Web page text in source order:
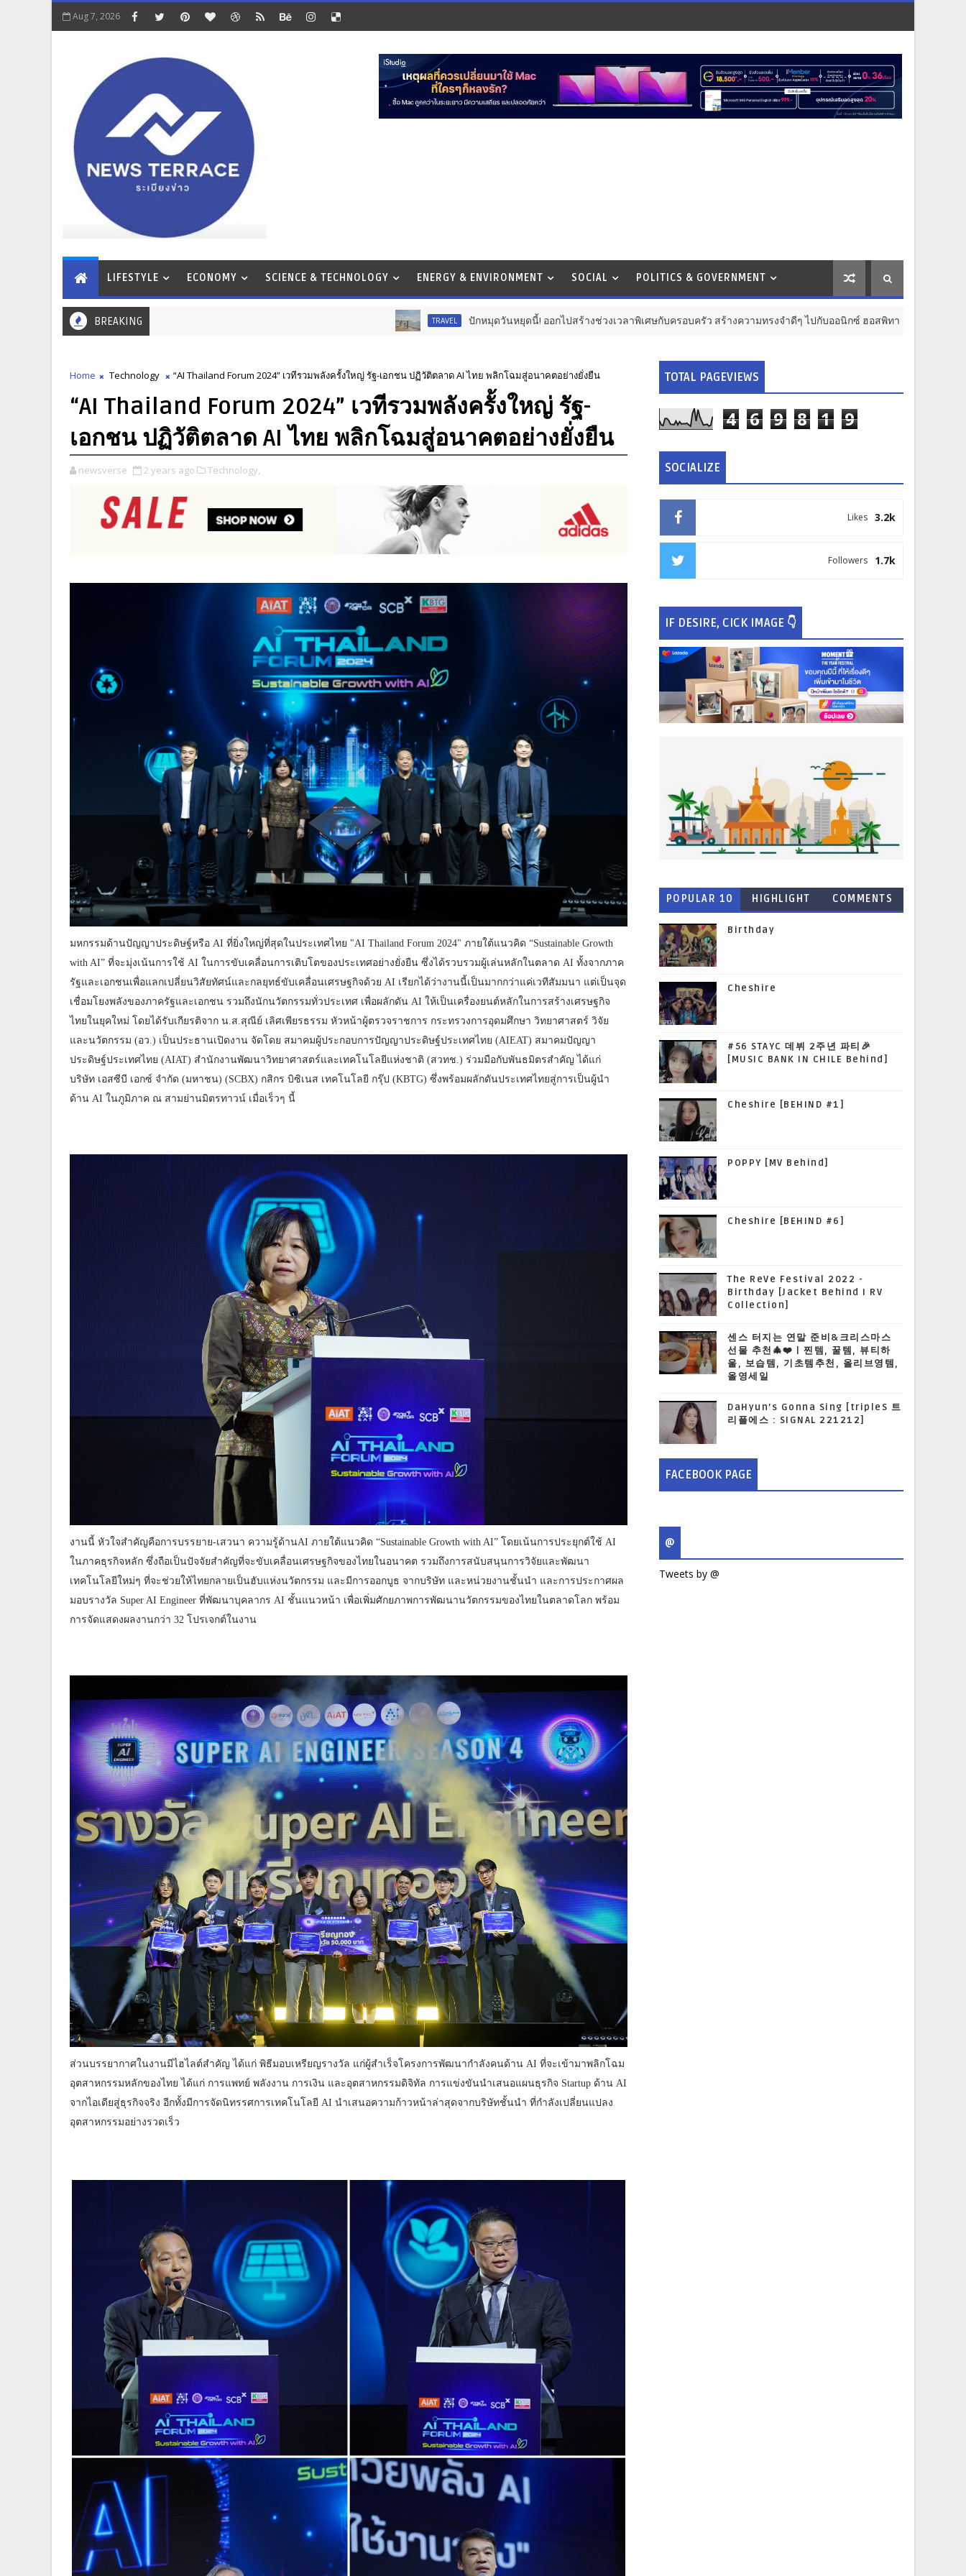
Aug 7, 2026
LIFESTYLE ECONOMY SCIENCE & TECHNOLOGY ENERGY & ENVIRONMENT SOCIAL POLITICS & GOVERNMENT
BREAKING ปักหมุดวันหยุดนี้! ออกไปสร้างช่วงเวลาพิเศษกับครอบครัว สร้างความทรงจำดีๆ ไปกับออนิกซ์ ฮอสพิทาลิตี้
Home Technology “AI Thailand Forum 2024” เวทีรวมพลังครั้งใหญ่ รัฐ-เอกชน ปฏิวัติตลาด AI ไทย พลิกโฉมสู่อนาคตอย่างยั่งยืน
“AI Thailand Forum 2024” เวทีรวมพลังครั้งใหญ่ รัฐ-
เอกชน ปฏิวัติตลาด AI ไทย พลิกโฉมสู่อนาคตอย่างยั่งยืน
newsverse 2 years ago Technology,
มหกรรมด้านปัญญาประดิษฐ์หรือ AI ที่ยิ่งใหญ่ที่สุดในประเทศไทย "AI Thailand Forum 2024" ภายใต้แนวคิด “Sustainable Growth
with AI” ที่จะมุ่งเน้นการใช้ AI ในการขับเคลื่อนการเติบโตของประเทศอย่างยั่งยืน ซึ่งได้รวบรวมผู้เล่นหลักในตลาด AI ทั้งจากภาค
รัฐและเอกชนเพื่อแลกเปลี่ยนวิสัยทัศน์และกลยุทธ์ขับเคลื่อนเศรษฐกิจด้วย AI เรียกได้ว่างานนี้เป็นมากกว่าแค่เวทีสัมมนา แต่เป็นจุด
เชื่อมโยงพลังของภาครัฐและเอกชน รวมถึงนักนวัตกรรมทั่วประเทศ เพื่อผลักดัน AI ให้เป็นเครื่องยนต์หลักในการสร้างเศรษฐกิจ
ไทยในยุคใหม่ โดยได้รับเกียรติจาก น.ส.สุณีย์ เลิศเพียรธรรม หัวหน้าผู้ตรวจราชการ กระทรวงการอุดมศึกษา วิทยาศาสตร์ วิจัย
และนวัตกรรม (อว.) เป็นประธานเปิดงาน จัดโดย สมาคมผู้ประกอบการปัญญาประดิษฐ์ประเทศไทย (AIEAT) สมาคมปัญญา
ประดิษฐ์ประเทศไทย (AIAT) สำนักงานพัฒนาวิทยาศาสตร์และเทคโนโลยีแห่งชาติ (สวทช.) ร่วมมือกับพันธมิตรสำคัญ ได้แก่
บริษัท เอสซีบี เอกซ์ จำกัด (มหาชน) (SCBX) กสิกร บิซิเนส เทคโนโลยี กรุ๊ป (KBTG) ซึ่งพร้อมผลักดันประเทศไทยสู่การเป็นผู้นำ
ด้าน AI ในภูมิภาค ณ สามย่านมิตรทาวน์ เมื่อเร็วๆ นี้
งานนี้ หัวใจสำคัญคือการบรรยาย-เสวนา ความรู้ด้านAI ภายใต้แนวคิด “Sustainable Growth with AI” โดยเน้นการประยุกต์ใช้ AI
ในภาคธุรกิจหลัก ซึ่งถือเป็นปัจจัยสำคัญที่จะขับเคลื่อนเศรษฐกิจของไทยในอนาคต รวมถึงการสนับสนุนการวิจัยและพัฒนา
เทคโนโลยีใหม่ๆ ที่จะช่วยให้ไทยกลายเป็นฮับแห่งนวัตกรรม และมีการออกบูธ จากบริษัท และหน่วยงานชั้นนำ และการประกาศผล
มอบรางวัล Super AI Engineer ที่พัฒนาบุคลากร AI ชั้นแนวหน้า เพื่อเพิ่มศักยภาพการพัฒนานวัตกรรมของไทยในตลาดโลก พร้อม
การจัดแสดงผลงานกว่า 32 โปรเจกต์ในงาน
ส่วนบรรยากาศในงานมีไฮไลต์สำคัญ ได้แก่ พิธีมอบเหรียญรางวัล แก่ผู้สำเร็จโครงการพัฒนากำลังคนด้าน AI ที่จะเข้ามาพลิกโฉม
อุตสาหกรรมหลักของไทย ได้แก่ การแพทย์ พลังงาน การเงิน และอุตสาหกรรมดิจิทัล การแข่งขันนำเสนอแผนธุรกิจ Startup ด้าน AI
จากไอเดียสู่ธุรกิจจริง อีกทั้งมีการจัดนิทรรศการเทคโนโลยี AI นำเสนอความก้าวหน้าล่าสุดจากบริษัทชั้นนำ ที่กำลังเปลี่ยนแปลง
อุตสาหกรรมอย่างรวดเร็ว
TOTAL PAGEVIEWS
4 6 9 8 1 9
SOCIALIZE
3.2k
Likes
1.7k
Followers
IF DESIRE, CICK IMAGE 👇
POPULAR 10
HIGHLIGHT
COMMENTS
Birthday
Cheshire
#56 STAYC 데뷔 2주년 파티🎉
[MUSIC BANK IN CHILE Behind]
Cheshire [BEHIND #1]
POPPY [MV Behind]
Cheshire [BEHIND #6]
The ReVe Festival 2022 -
Birthday [Jacket Behind I RV
Collection]
센스 터지는 연말 준비&크리스마스
선물 추천🎄❤️ | 찐템, 꿀템, 뷰티하
울, 보습템, 기초템추천, 올리브영템,
올영세일
DaHyun’s Gonna Sing [tripleS 트
리플에스 : SIGNAL 221212]
FACEBOOK PAGE
@
Tweets by @